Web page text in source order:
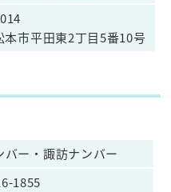
本市平田東2丁目5番10号
バー・諏訪ナンバー
1855